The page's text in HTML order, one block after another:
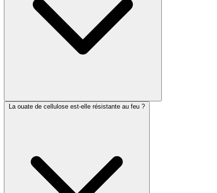
La ouate de cellulose est-elle résistante au feu ?